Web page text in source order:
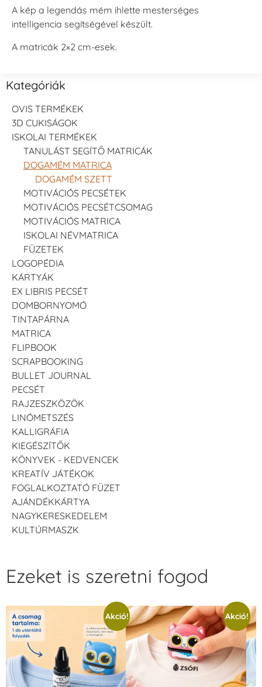
A kép a legendás mém ihlette mesterséges
intelligencia segítségével készült.
A matricák 2×2 cm-esek.
Kategóriák
OVIS TERMÉKEK
3D CUKISÁGOK
ISKOLAI TERMÉKEK
TANULÁST SEGÍTŐ MATRICÁK
DOGAMÉM MATRICA
DOGAMÉM SZETT
MOTIVÁCIÓS PECSÉTEK
MOTIVÁCIÓS PECSÉTCSOMAG
MOTIVÁCIÓS MATRICA
ISKOLAI NÉVMATRICA
FÜZETEK
LOGOPÉDIA
KÁRTYÁK
EX LIBRIS PECSÉT
DOMBORNYOMÓ
TINTAPÁRNA
MATRICA
FLIPBOOK
SCRAPBOOKING
BULLET JOURNAL
PECSÉT
RAJZESZKÖZÖK
LINÓMETSZÉS
KALLIGRÁFIA
KIEGÉSZÍTŐK
KÖNYVEK - KEDVENCEK
KREATÍV JÁTÉKOK
FOGLALKOZTATÓ FÜZET
AJÁNDÉKKÁRTYA
NAGYKERESKEDELEM
KULTÚRMASZK
Ezeket is szeretni fogod
Akció! Akció!